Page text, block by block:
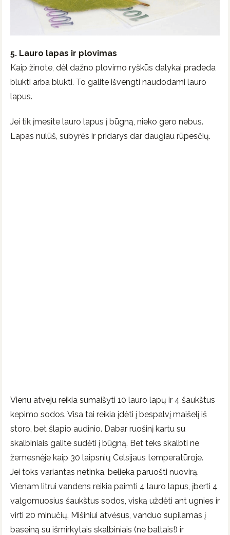
5. Lauro lapas ir plovimas
Kaip žinote, dėl dažno plovimo ryškūs dalykai pradeda
blukti arba blukti. To galite išvengti naudodami lauro
lapus.
Jei tik įmesite lauro lapus į būgną, nieko gero nebus.
Lapas nulūš, subyrės ir pridarys dar daugiau rūpesčių.
Vienu atveju reikia sumaišyti 10 lauro lapų ir 4 šaukštus
kepimo sodos. Visa tai reikia įdėti į bespalvį maišelį iš
storo, bet šlapio audinio. Dabar ruošinį kartu su
skalbiniais galite sudėti į būgną. Bet teks skalbti ne
žemesnėje kaip 30 laipsnių Celsijaus temperatūroje.
Jei toks variantas netinka, belieka paruošti nuovirą.
Vienam litrui vandens reikia paimti 4 lauro lapus, įberti 4
valgomuosius šaukštus sodos, viską uždėti ant ugnies ir
virti 20 minučių. Mišiniui atvėsus, vanduo supilamas į
baseiną su išmirkytais skalbiniais (ne baltais!) ir